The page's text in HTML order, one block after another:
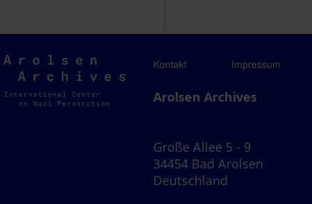
Arolsen
Archives
Kontakt Impressum
Arolsen Archives
Große Allee 5 - 9
34454 Bad Arolsen
Deutschland